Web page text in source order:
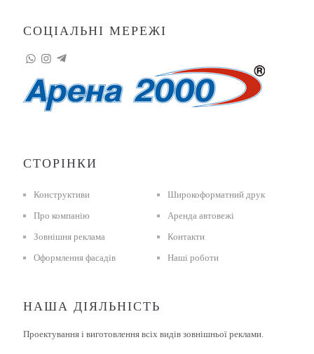
СОЦІАЛЬНІ МЕРЕЖІ
СТОРІНКИ
Конструктиви
Про компанію
Зовнішня реклама
Оформлення фасадів
Широкоформатний друк
Аренда автовежі
Контакти
Наші роботи
НАША ДІЯЛЬНІСТЬ
Проектування і виготовлення всіх видів зовнішньої реклами.